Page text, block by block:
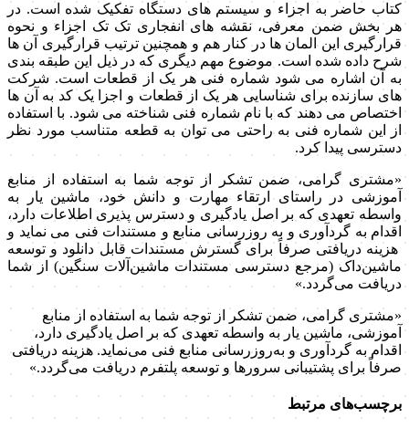
کتاب حاضر به اجزاء و سیستم های دستگاه تفکیک شده است. در
هر بخش ضمن معرفی، نقشه های انفجاری تک تک اجزاء و نحوه
قرارگیری این المان ها در کنار هم و همچنین ترتیب قرارگیری آن ها
شرح داده شده است. موضوع مهم دیگری که در ذیل این طبقه بندی
به آن اشاره می شود شماره فنی هر یک از قطعات است. شرکت
های سازنده برای شناسایی هر یک از قطعات و اجزا یک کد به آن ها
اختصاص می دهند که با نام شماره فنی شناخته می شود. با استفاده
از این شماره فنی به راحتی می توان به قطعه متناسب مورد نظر
دسترسی پیدا کرد.
«مشتری گرامی، ضمن تشکر از توجه شما به استفاده از منابع
آموزشی در راستای ارتقاء مهارت و دانش خود، ماشین یار به
واسطه تعهدی که بر اصل یادگیری و دسترس پذیری اطلاعات دارد،
اقدام به گردآوری و به روزرسانی منابع و مستندات فنی می نماید و
هزینه دریافتی صرفاً برای گسترش مستندات قابل دانلود و توسعه
ماشین‌داک (مرجع دسترسی مستندات ماشین‌آلات سنگین) از شما
دریافت می‌گردد.»
«مشتری گرامی، ضمن تشکر از توجه شما به استفاده از منابع
آموزشی، ماشین یار به واسطه تعهدی که بر اصل یادگیری دارد،
اقدام به گردآوری و به‌روزرسانی منابع فنی می‌نماید. هزینه دریافتی
صرفاً برای پشتیبانی سرورها و توسعه پلتفرم دریافت می‌گردد.»
برچسب‌های مرتبط